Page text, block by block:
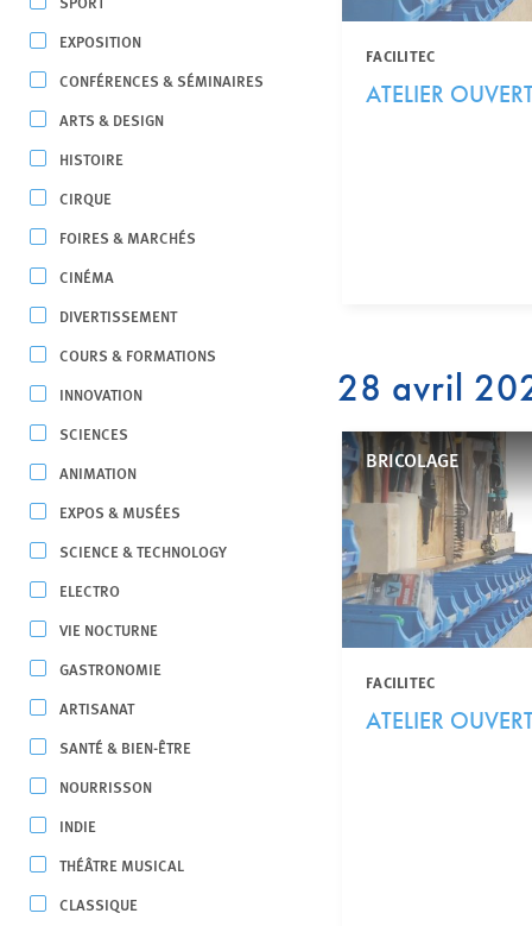
EXPOSITION
CONFÉRENCES & SÉMINAIRES
ARTS & DESIGN
HISTOIRE
CIRQUE
FOIRES & MARCHÉS
CINÉMA
DIVERTISSEMENT
COURS & FORMATIONS
INNOVATION
SCIENCES
ANIMATION
EXPOS & MUSÉES
SCIENCE & TECHNOLOGY
ELECTRO
VIE NOCTURNE
GASTRONOMIE
ARTISANAT
SANTÉ & BIEN-ÊTRE
NOURRISSON
INDIE
THÉÂTRE MUSICAL
CLASSIQUE
FACILITEC
ATELIER
28 avril
BRICOLAGE
FACILITEC
ATELIER